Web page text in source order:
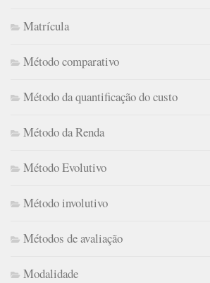
Matrícula
Método comparativo
Método da quantificação do custo
Método da Renda
Método Evolutivo
Método involutivo
Métodos de avaliação
Modalidade